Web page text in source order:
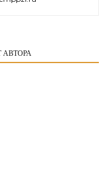
АВТОРА